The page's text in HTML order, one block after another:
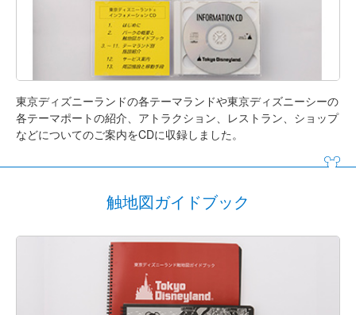
東京ディズニーランドの各テーマランドや東京ディズニーシーの
各テーマポートの紹介、アトラクション、レストラン、ショップ
などについてのご案内をCDに収録しました。
触地図ガイドブック